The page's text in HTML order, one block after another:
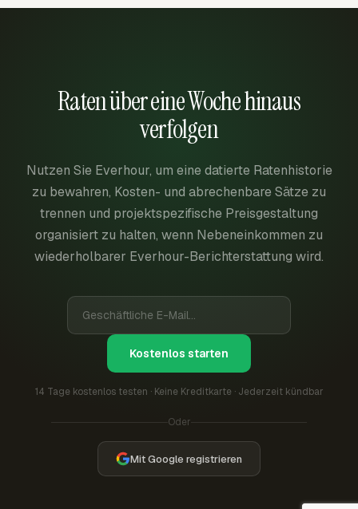
Raten über eine Woche hinaus
verfolgen
Nutzen Sie Everhour, um eine datierte Ratenhistorie
zu bewahren, Kosten- und abrechenbare Sätze zu
trennen und projektspezifische Preisgestaltung
organisiert zu halten, wenn Nebeneinkommen zu
wiederholbarer Everhour-Berichterstattung wird.
Kostenlos starten
14 Tage kostenlos testen · Keine Kreditkarte · Jederzeit kündbar
Oder
Mit Google registrieren